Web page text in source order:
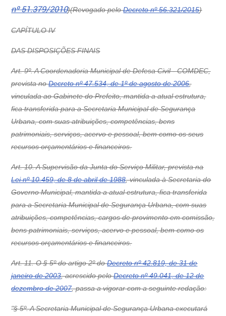
nº 51.379/2010)(Revogado peloDecreto nº 56.321/2015)
CAPÍTULO IV
DAS DISPOSIÇÕES FINAIS
Art. 9º. A Coordenadoria Municipal de Defesa Civil - COMDEC,
prevista noDecreto nº 47.534, de 1º de agosto de 2006,
vinculada ao Gabinete do Prefeito, mantida a atual estrutura,
fica transferida para a Secretaria Municipal de Segurança
Urbana, com suas atribuições, competências, bens
patrimoniais, serviços, acervo e pessoal, bem como os seus
recursos orçamentários e financeiros.
Art. 10. A Supervisão da Junta do Serviço Militar, prevista na
Lei nº 10.459, de 8 de abril de 1988, vinculada à Secretaria do
Governo Municipal, mantida a atual estrutura, fica transferida
para a Secretaria Municipal de Segurança Urbana, com suas
atribuições, competências, cargos de provimento em comissão,
bens patrimoniais, serviços, acervo e pessoal, bem como os
recursos orçamentários e financeiros.
Art. 11. O § 5º do artigo 2º doDecreto nº 42.819, de 31 de
janeiro de 2003, acrescido peloDecreto nº 49.041, de 12 de
dezembro de 2007, passa a vigorar com a seguinte redação:
"§ 5º. A Secretaria Municipal de Segurança Urbana executará